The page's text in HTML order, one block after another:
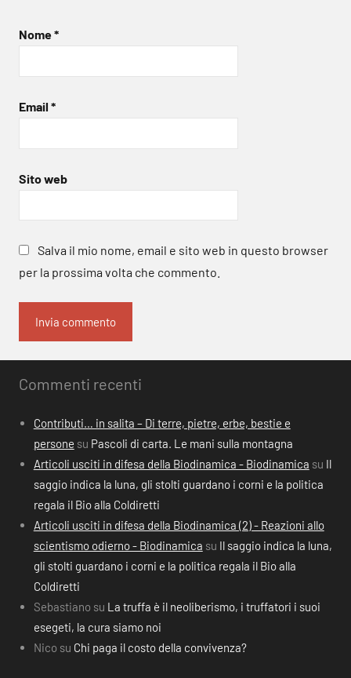
Nome*
Email *
Sito web
Salva il mio nome, email e sito web in questo browser
per la prossima volta che commento.
Commenti recenti
Contributi… in salita – Di terre, pietre, erbe, bestie e
persone su Pascoli di carta. Le mani sulla montagna
Articoli usciti in difesa della Biodinamica - Biodinamica su Il
saggio indica la luna, gli stolti guardano i corni e la politica
regala il Bio alla Coldiretti
Articoli usciti in difesa della Biodinamica (2) - Reazioni allo
scientismo odierno - Biodinamica su Il saggio indica la luna,
gli stolti guardano i corni e la politica regala il Bio alla
Coldiretti
Sebastiano su La truffa è il neoliberismo, i truffatori i suoi
esegeti, la cura siamo noi
Nico su Chi paga il costo della convivenza?